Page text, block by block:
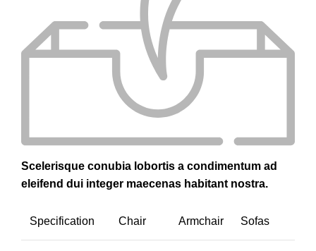
Scelerisque conubia lobortis a condimentum ad
eleifend dui integer maecenas habitant nostra.
Specification Chair Armchair Sofas